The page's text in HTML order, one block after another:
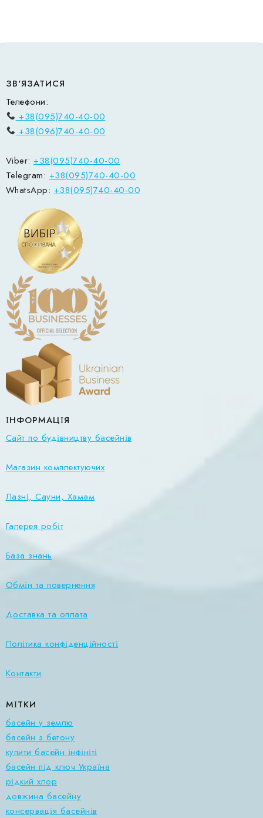
ЗВ'ЯЗАТИСЯ
Телефони:
+38(095)740-40-00
+38(096)740-40-00
Viber: +38(095)740-40-00
Telegram: +38(095)740-40-00
WhatsApp: +38(095)740-40-00
ІНФОРМАЦІЯ
Сайт по будівництву басейнів
Магазин комплектуючих
Лазні, Сауни, Хамам
Галерея робіт
База знань
Обмін та повернення
Доставка та оплата
Політика конфіденційності
Контакти
МІТКИ
басейн у землю
басейн з бетону
купити басейн інфініті
басейн під ключ Україна
рідкий хлор
довжина басейну
консервація басейнів